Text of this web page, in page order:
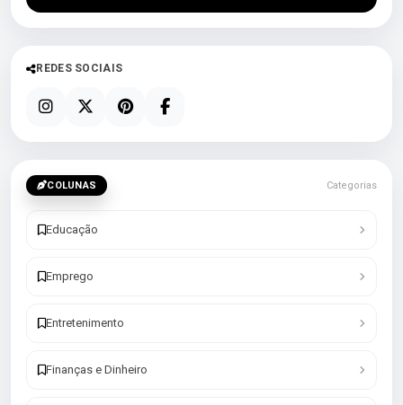
REDES SOCIAIS
COLUNAS Categorias
Educação
Emprego
Entretenimento
Finanças e Dinheiro